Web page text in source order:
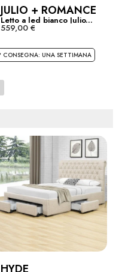
JULIO + ROMANCE
Letto a led bianco Julio...
559,00 €
CONSEGNA: UNA SETTIMANA